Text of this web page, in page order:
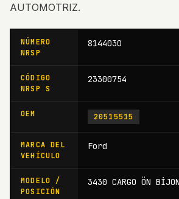
AUTOMOTRIZ.
NÚMERO
NRSP
8144030
CÓDIGO
NRSP S
23300754
OEM 20515515
MARCA DEL
VEHÍCULO
Ford
MODELO /
POSICIÓN
3430 CARGO ÖN